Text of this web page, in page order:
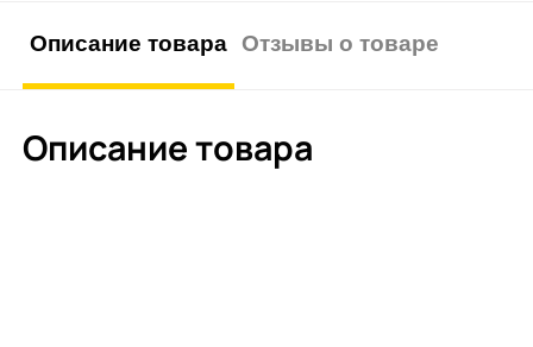
Описание товара Отзывы о товаре
Описание товара